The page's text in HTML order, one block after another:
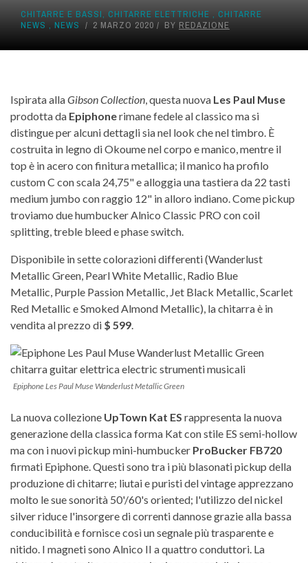
CHITARRE E BASSI, CHITARRE ELETTRICHE , CHITARRE
NEWS , NEWS 2 MARZO 2020 BY REDAZIONE
Ispirata allaGibson Collection , questa nuova Les Paul Muse
prodotta da Epiphonerimane fedele al classico ma si
distingue per alcuni dettagli sia nel look che nel timbro. È
costruita in legno di Okoume nel corpo e manico, mentre il
top è in acero con finitura metallica; il manico ha profilo
custom C con scala 24,75" e alloggia una tastiera da 22 tasti
medium jumbo con raggio 12" in alloro indiano. Come pickup
troviamo due humbucker Alnico Classic PRO con coil
splitting, treble bleed e phase switch.
Disponibile in sette colorazioni differenti (Wanderlust
Metallic Green, Pearl White Metallic, Radio Blue
Metallic, Purple Passion Metallic, Jet Black Metallic, Scarlet
Red Metallic e Smoked Almond Metallic), la chitarra è in
vendita al prezzo di $ 599
Epiphone Les Paul Muse Wanderlust Metallic Green
La nuova collezione UpTown Kat ES rappresenta la nuova
generazione della classica forma Kat con stile ES semi-hollow
ma con i nuovi pickup mini-humbucker ProBucker FB720
firmati Epiphone. Questi sono tra i più blasonati pickup della
produzione di chitarre; liutai e puristi del vintage apprezzano
molto le sue sonorità 50'/60's oriented; l'utilizzo del nickel
silver riduce l'insorgere di correnti dannose grazie alla bassa
conducibilità e fornisce così un segnale più trasparente e
nitido. I magneti sono Alnico II a quattro conduttori. La